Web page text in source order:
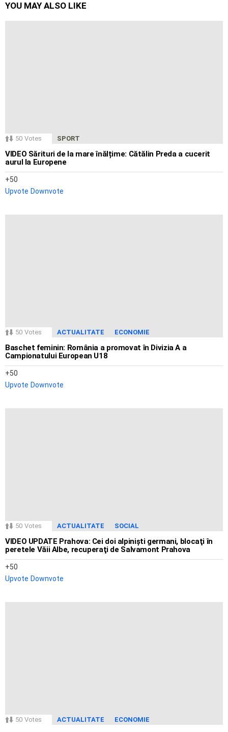
YOU MAY ALSO LIKE
50 Votes SPORT
VIDEO Sărituri de la mare înălțime: Cătălin Preda a cucerit
aurul la Europene
50
Upvote Downvote
50 Votes ACTUALITATE ECONOMIE
Baschet feminin: România a promovat în Divizia A a
Campionatului European U18
50
Upvote Downvote
50 Votes ACTUALITATE SOCIAL
VIDEO UPDATE Prahova: Cei doi alpinişti germani, blocaţi în
peretele Văii Albe, recuperaţi de Salvamont Prahova
50
Upvote Downvote
50 Votes ACTUALITATE ECONOMIE